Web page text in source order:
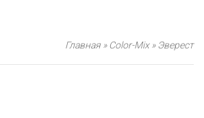
Главная »Color-Mix»Эверест